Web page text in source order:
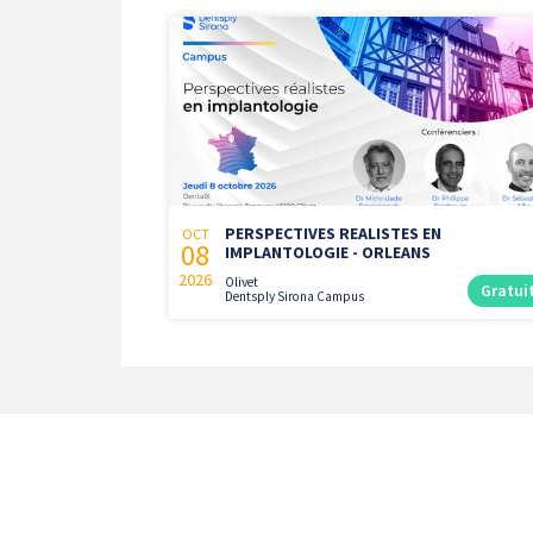
OCT
08
2026
PERSPECTIVES REALISTES EN
IMPLANTOLOGIE - ORLEANS
Olivet
Dentsply Sirona Campus